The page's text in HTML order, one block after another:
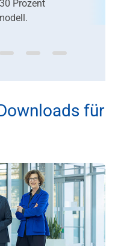
Prozent
für